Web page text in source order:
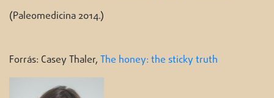
(Paleomedicina 2014.)
Forrás: Casey Thaler, The honey: the sticky truth